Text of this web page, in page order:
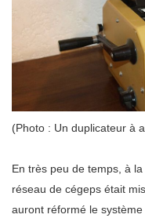
(Photo : Un duplicateur à
En très peu de temps, à
réseau de cégeps était
auront réformé le